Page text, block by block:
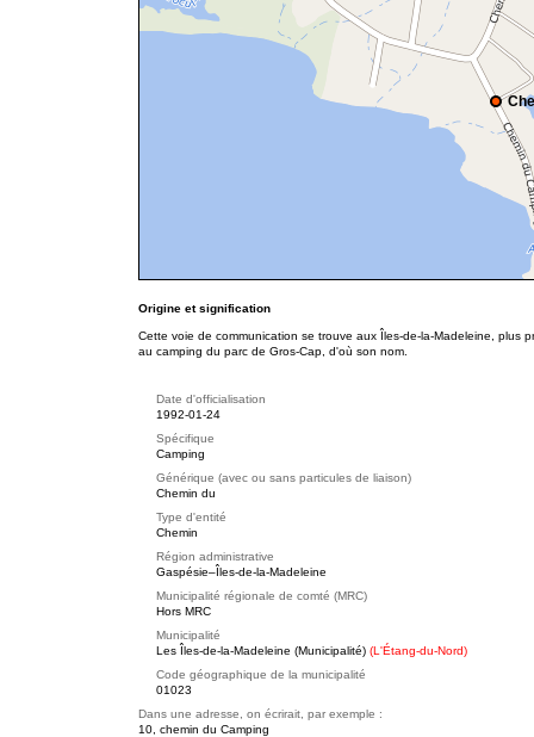
Origine et signification
Cette voie de communication se trouve aux Îles-de-la-Madeleine, plus
au camping du parc de Gros-Cap, d'où son nom.
Date d'officialisation
1992-01-24
Spécifique
Camping
Générique (avec ou sans particules de liaison)
Chemin du
Type d'entité
Chemin
Région administrative
Gaspésie–Îles-de-la-Madeleine
Municipalité régionale de comté (MRC)
Hors MRC
Municipalité
Les Îles-de-la-Madeleine (Municipalité) (L'Étang-du-Nord)
Code géographique de la municipalité
01023
Dans une adresse, on écrirait, par exemple :
10, chemin du Camping